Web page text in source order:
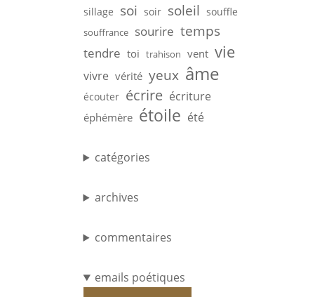
sillage soi soir soleil souffle
souffrance sourire temps
tendre toi trahison vent vie
vivre vérité yeux âme
écouter écrire écriture
éphémère étoile été
catégories
archives
commentaires
emails poétiques